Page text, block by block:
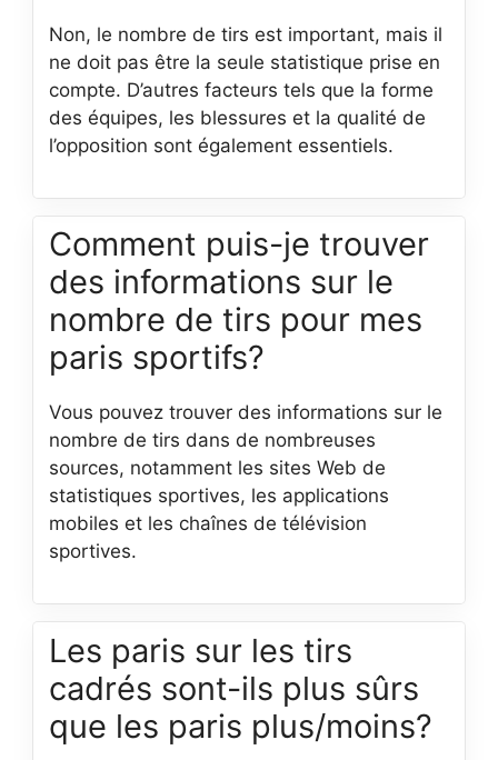
Non, le nombre de tirs est important, mais il
ne doit pas être la seule statistique prise en
compte. D’autres facteurs tels que la forme
des équipes, les blessures et la qualité de
l’opposition sont également essentiels.
Comment puis-je trouver
des informations sur le
nombre de tirs pour mes
paris sportifs?
Vous pouvez trouver des informations sur le
nombre de tirs dans de nombreuses
sources, notamment les sites Web de
statistiques sportives, les applications
mobiles et les chaînes de télévision
sportives.
Les paris sur les tirs
cadrés sont-ils plus sûrs
que les paris plus/moins?